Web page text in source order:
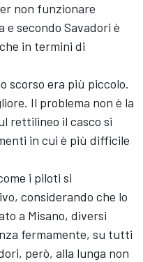
non funzionare
e secondo Savadori è
in termini di
scorso era più piccolo.
Il problema non è la
rettilineo il casco si
in cui è più difficile
i piloti si
considerando che lo
a Misano, diversi
fermamente, su tutti
però, alla lunga non